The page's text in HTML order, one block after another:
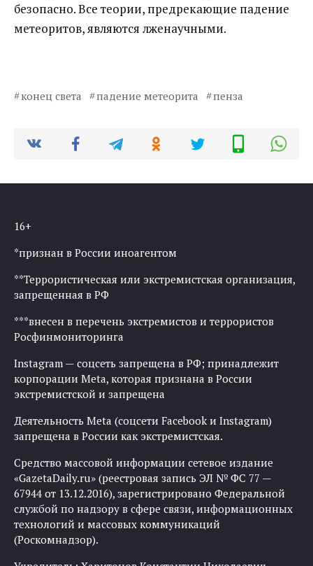
безопасно. Все теории, предрекающие падение
метеоритов, являются лженаучными.
конец света падение метеорита пенза
16+
*признан в России иноагентом
**Террористическая или экстремистская организация,
запрещенная в РФ
***внесен в перечень экстремистов и террористов
Росфинмониторинга
Instagram — соцсеть запрещена в РФ; принадлежит
корпорации Meta, которая признана в России
экстремистской и запрещена
Деятельность Meta (соцсети Facebook и Instagram)
запрещена в России как экстремистская.
Средство массовой информации сетевое издание
«GazetaDaily.ru» (реестровая запись ЭЛ № ФС 77 —
67944 от 13.12.2016), зарегистрировано Федеральной
службой по надзору в сфере связи, информационных
технологий и массовых коммуникаций
(Роскомнадзор).